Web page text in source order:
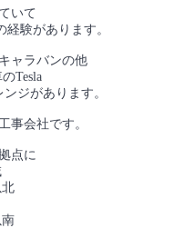
いて
験があります。
ャラバンの他
Tesla
ジがあります。
事会社です。
点に